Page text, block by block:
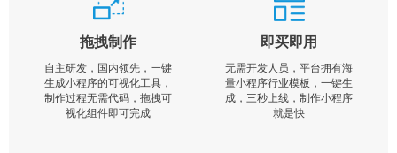
拖拽制作
自主研发，国内领先，一键
生成小程序的可视化工具，
制作过程无需代码，拖拽可
视化组件即可完成
即买即用
无需开发人员，平台拥有海
量小程序行业模板，一键生
成，三秒上线，制作小程序
就是快